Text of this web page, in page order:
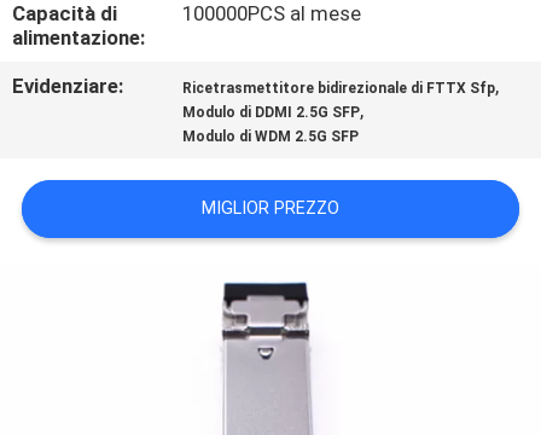
CASI
MAPPA
SITO
Capacità di
alimentazione:
100000PCS al mese
Evidenziare: Ricetrasmettitore bidirezionale di FTTX Sfp,
Modulo di DDMI 2.5G SFP,
Modulo di WDM 2.5G SFP
MIGLIOR PREZZO